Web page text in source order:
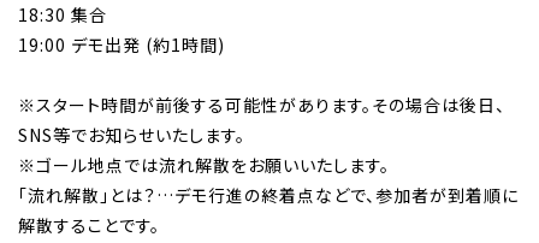
18:30 集合
19:00 デモ出発 (約1時間)
※スタート時間が前後する可能性があります。その場合は後日、
SNS等でお知らせいたします。
※ゴール地点では流れ解散をお願いいたします。
「流れ解散」とは？…デモ行進の終着点などで、参加者が到着順に
解散することです。